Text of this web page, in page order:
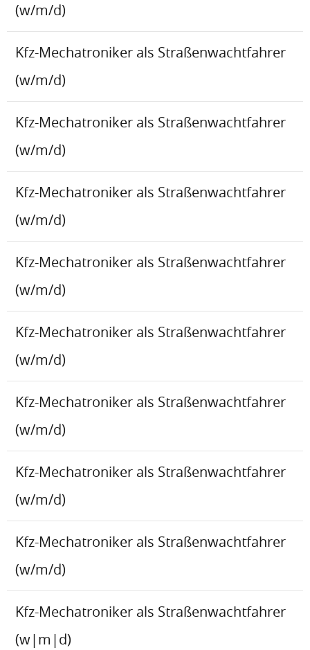
(w/m/d)
Kfz-Mechatroniker als Straßenwachtfahrer
(w/m/d)
Kfz-Mechatroniker als Straßenwachtfahrer
(w/m/d)
Kfz-Mechatroniker als Straßenwachtfahrer
(w/m/d)
Kfz-Mechatroniker als Straßenwachtfahrer
(w/m/d)
Kfz-Mechatroniker als Straßenwachtfahrer
(w/m/d)
Kfz-Mechatroniker als Straßenwachtfahrer
(w/m/d)
Kfz-Mechatroniker als Straßenwachtfahrer
(w/m/d)
Kfz-Mechatroniker als Straßenwachtfahrer
(w/m/d)
Kfz-Mechatroniker als Straßenwachtfahrer
(w|m|d)